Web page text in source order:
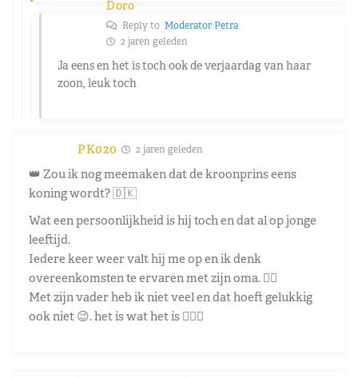
Doro
Reply to Moderator Petra
2 jaren geleden
Ja eens en het is toch ook de verjaardag van haar
zoon, leuk toch
PK020 2 jaren geleden
👑 Zou ik nog meemaken dat de kroonprins eens
koning wordt? 🇩🇰
Wat een persoonlijkheid is hij toch en dat al op jonge
leeftijd.
Iedere keer weer valt hij me op en ik denk
overeenkomsten te ervaren met zijn oma. 👍🏼
Met zijn vader heb ik niet veel en dat hoeft gelukkig
ook niet 😉. het is wat het is 🤷🏼‍♂️